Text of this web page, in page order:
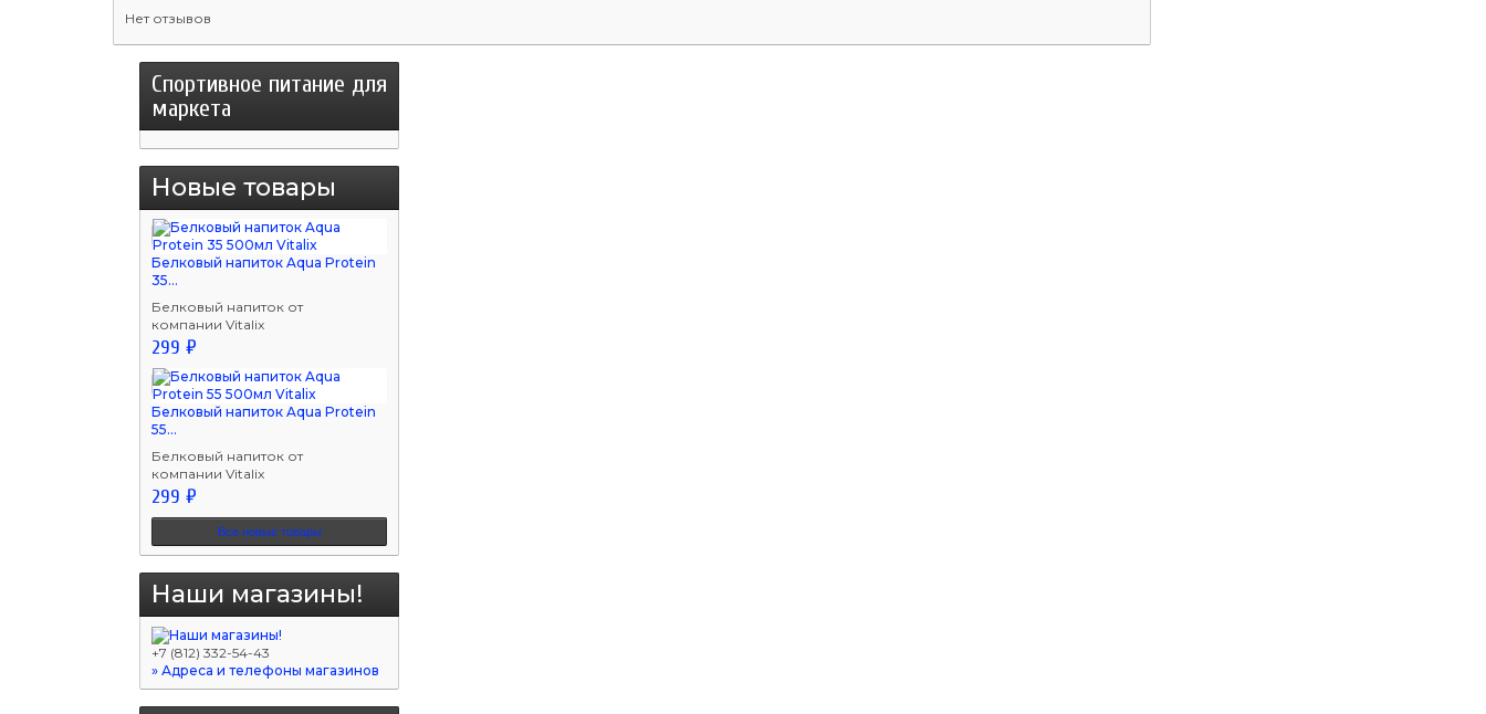
Нет отзывов
Спортивное питание для
маркета
Новые товары
Белковый напиток Aqua Protein
35...
Белковый напиток от
компании Vitalix
299 ₽
Белковый напиток Aqua Protein
55...
Белковый напиток от
компании Vitalix
299 ₽
Все новые товары
Наши магазины!
+7 (812) 332-54-43
» Адреса и телефоны магазинов